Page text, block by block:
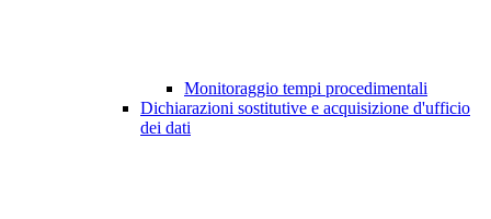
Monitoraggio tempi procedimentali
Dichiarazioni sostitutive e acquisizione d'ufficio
dei dati